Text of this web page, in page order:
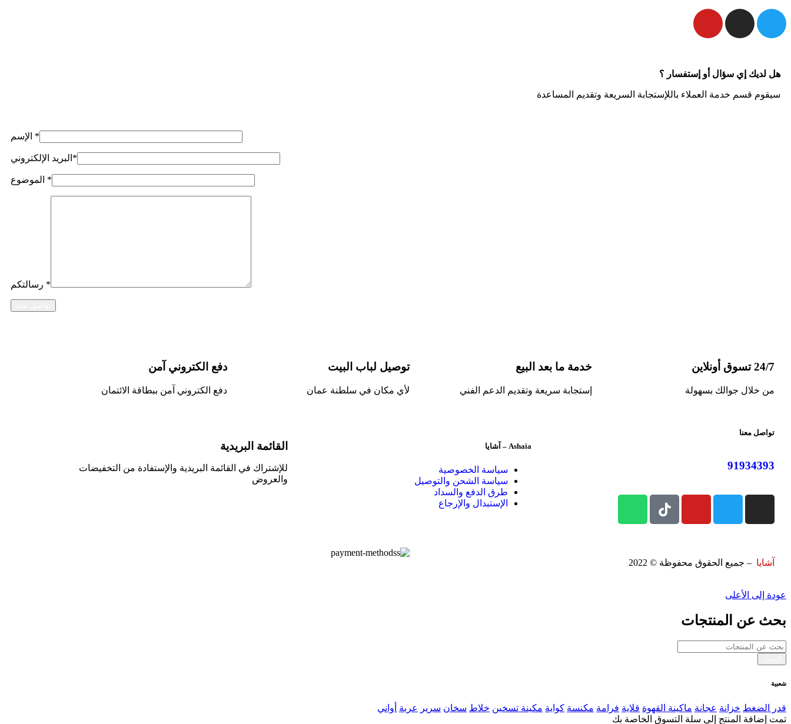
هل لديك إي سؤال أو إستفسار ؟
سيقوم قسم خدمة العملاء باللإستجابة السريعة وتقديم المساعدة
*
البريد الإلكتروني *
*
*
24/7 تسوق أونلاين
من خلال جوالك بسهولة
خدمة ما بعد البيع
إستجابة سريعة وتقديم الدعم الفني
توصيل لباب البيت
لأي مكان في سلطنة عمان
دفع الكتروني آمن
دفع الكتروني آمن ببطاقة الائتمان
تواصل معنا
91934393
Ashaia – آشايا
سياسة الخصوصية
سياسة الشحن والتوصيل
طرق الدفع والسداد
الإستبدال والإرجاع
القائمة البريدية
للإشتراك في القائمة البريدية والإستفادة من التخفيضات
والعروض
آشايا – جميع الحقوق محفوظة © 2022
عودة إلى الأعلى
بحث عن المنتجات
شعبية
قدر الضغط خزانة عجانة ماكينة القهوة قلاية فرامة مكنسة كواية مكينة تسخين خلاط سخان سرير عربة أواني
تمت إضافة المنتج إلى سلة التسوق الخاصة بك